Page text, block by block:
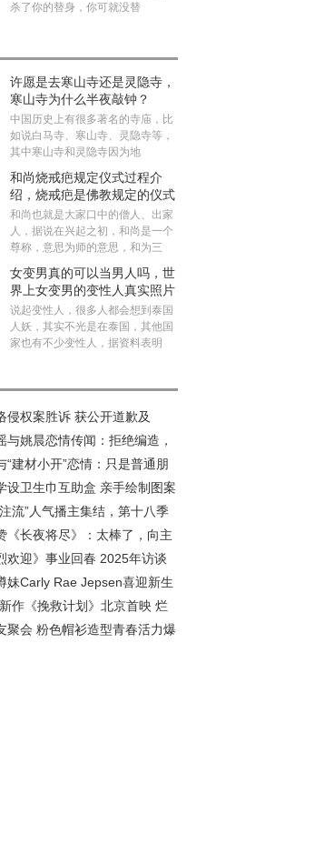
杀了你的替身，你可就没替
许愿是去寒山寺还是灵隐寺，
寒山寺为什么半夜敲钟？
中国历史上有很多著名的寺庙，比
如说白马寺、寒山寺、灵隐寺等，
其中寒山寺和灵隐寺因为地
和尚烧戒疤规定仪式过程介
绍，烧戒疤是佛教规定的仪式
吗？
和尚也就是大家口中的僧人、出家
人，据说在兴起之初，和尚是一个
尊称，意思为师的意思，和为三
女变男真的可以当男人吗，世
界上女变男的变性人真实照片
说起变性人，很多人都会想到泰国
人妖，其实不光是在泰国，其他国
家也有不少变性人，据资料表明
侵权案胜诉 获公开道歉及
与姚晨恋情传闻：拒绝编造，
“建材小开”恋情：只是普通朋
设卫生巾互助盒 亲手绘制图案
流”人气播主集结，第十八季
跑在即！
《长夜将尽》：太棒了，向主
欢迎》事业回春 2025年访谈
美满
妹Carly Rae Jepsen喜迎新生
妈妈
作《挽救计划》北京首映 烂
聚会 粉色帽衫造型青春活力爆